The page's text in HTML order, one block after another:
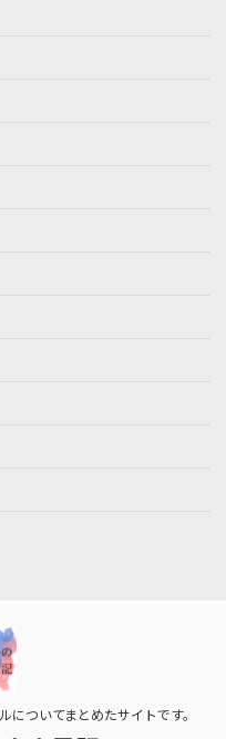
ついてまとめたサイトです。